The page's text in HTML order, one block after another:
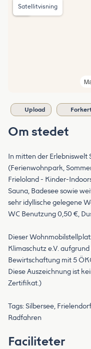
Satellitvisning
Upload
Om stedet
In mitten der Erlebniswelt
(Ferienwohnpark,
Frieloland - Kinder-
Sauna, Badesee sowie
sehr idyllische gelegene
WC Benutzung 0,50 €,
Dieser
Klimaschutz e.V.
Bewirtschaftung mit 5
Diese Auszeichnung ist
Zertifikat.)
Tags: Silbersee,
Radfahren
Faciliteter